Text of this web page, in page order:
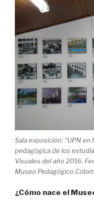
Sala exposición: “UPN
pedagógica de los
Visuales del año 2016.
Museo Pedagógico
¿Cómo nace el